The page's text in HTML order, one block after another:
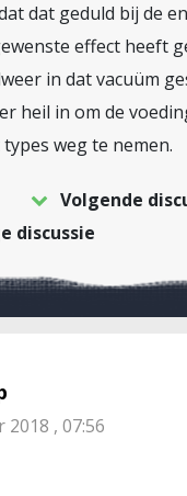
dat geduld bij de
effect heeft
in dat vacuüm
heil in om de
weg te nemen.
Volgende
discussie
, 07:56